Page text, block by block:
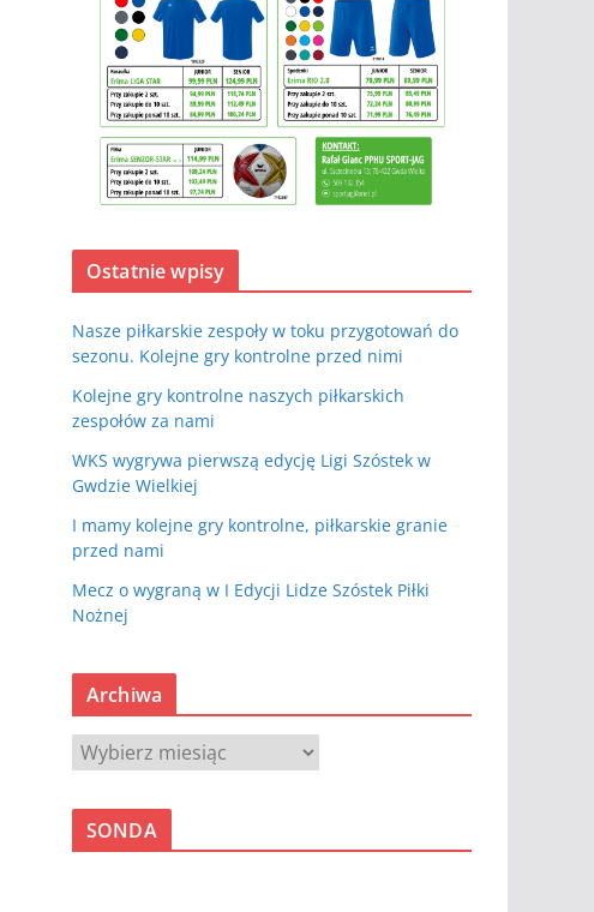
Ostatnie wpisy
Nasze piłkarskie zespoły w toku przygotowań do
sezonu. Kolejne gry kontrolne przed nimi
Kolejne gry kontrolne naszych piłkarskich
zespołów za nami
WKS wygrywa pierwszą edycję Ligi Szóstek w
Gwdzie Wielkiej
I mamy kolejne gry kontrolne, piłkarskie granie
przed nami
Mecz o wygraną w I Edycji Lidze Szóstek Piłki
Nożnej
Archiwa
A
c
SONDA